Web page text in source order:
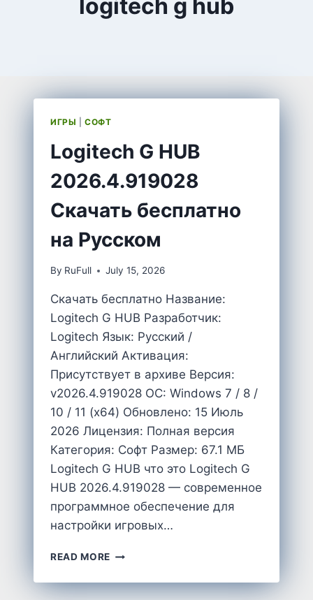
logitech g hub
ИГРЫ |СОФТ
Logitech G HUB
2026.4.919028
Скачать бесплатно
на Русском
By RuFull July 15, 2026
Скачать бесплатно Название:
Logitech G HUB Разработчик:
Logitech Язык: Русский /
Английский Активация:
Присутствует в архиве Версия:
v2026.4.919028 OC: Windows 7 / 8 /
10 / 11 (x64) Обновлено: 15 Июль
2026 Лицензия: Полная версия
Категория: Софт Размер: 67.1 MБ
Logitech G HUB что это Logitech G
HUB 2026.4.919028 — современное
программное обеспечение для
настройки игровых…
READ MORE LOGITECH
HUB